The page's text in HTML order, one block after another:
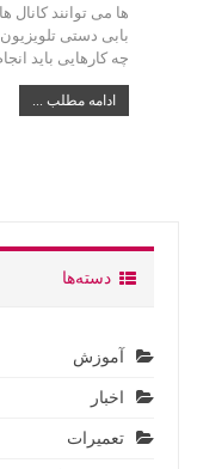
ها می توانند کانال
چه کارهایی باید
ادامه مطلب ...
دسته‌ها
آموزش
اخبار
تعمیرات